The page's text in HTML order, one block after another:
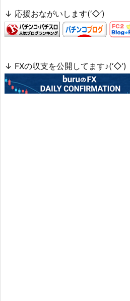
↓ 応援おながいします(‘◇’)ゞ
↓ FXの収支を公開してます♪(‘◇’)ゞ